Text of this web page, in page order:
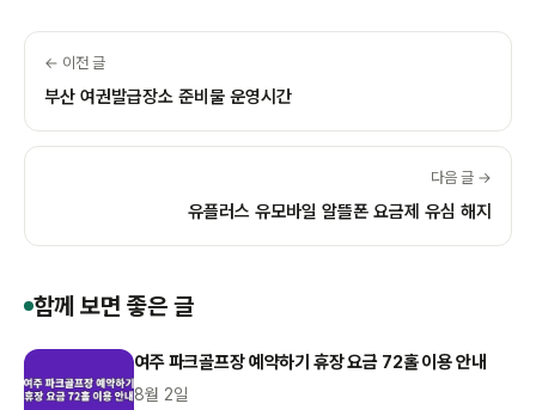
← 이전 글
부산 여권발급장소 준비물 운영시간
다음 글 →
유플러스 유모바일 알뜰폰 요금제 유심 해지
함께 보면 좋은 글
여주 파크골프장 예약하기 휴장 요금 72홀 이용 안내
8월 2일